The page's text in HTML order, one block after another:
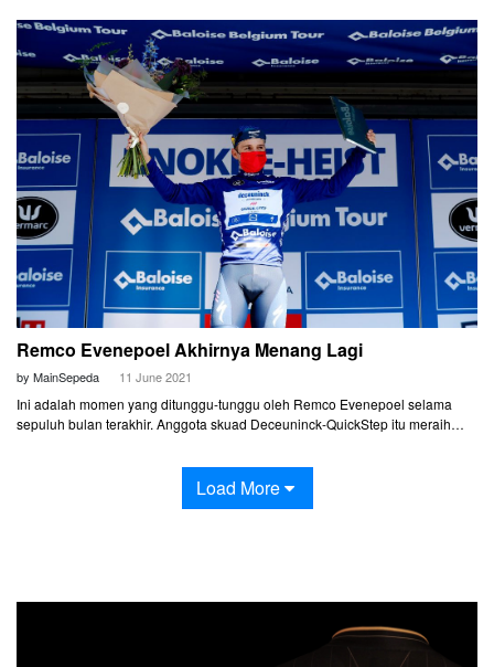
karena sprint yang tidak teratur menjelang finis.
Remco Evenepoel Akhirnya Menang Lagi
by MainSepeda 11 June 2021
Ini adalah momen yang ditunggu-tunggu oleh Remco Evenepoel selama
sepuluh bulan terakhir. Anggota skuad Deceuninck-QuickStep itu meraih
menjadi yang tercepat di balapan time trial di Etape 2 Baloise Belgium Tour
Load More